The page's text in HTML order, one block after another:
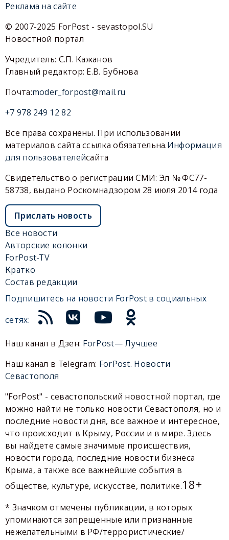
Реклама на сайте
© 2007-2025 ForPost - sevastopol.SU
Новостной портал
Учредитель: С.П. Кажанов
Главный редактор: Е.В. Бубнова
Почта:moder_forpost@mail.ru
+7 978 249 12 82
Все права сохранены. При использовании
материалов сайта ссылка обязательна.Информация
для пользователейсайта
Свидетельство о регистрации СМИ: Эл № ФС77-
58738, выдано Роскомнадзором 28 июля 2014 года
Прислать новость
Все новости
Авторские колонки
ForPost-TV
Кратко
Состав редакции
Подпишитесь на новости ForPost в социальных
сетях:
Наш канал в Дзен: ForPost— Лучшее
Наш канал в Telegram: ForPost. Новости
Севастополя
"ForPost" - севастопольский новостной портал, где
можно найти не только новости Севастополя, но и
последние новости дня, все важное и интересное,
что происходит в Крыму, России и в мире. Здесь
вы найдете самые значимые происшествия,
новости города, последние новости бизнеса
Крыма, а также все важнейшие события в
обществе, культуре, искусстве, политике.18+
* Значком отмечены публикации, в которых
упоминаются запрещенные или признанные
нежелательными в РФ/террористические/